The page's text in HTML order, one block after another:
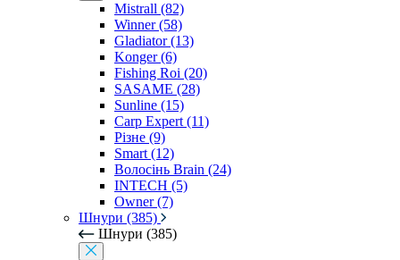
Mistrall (82)
Winner (58)
Gladiator (13)
Konger (6)
Fishing Roi (20)
SASAME (28)
Sunline (15)
Carp Expert (11)
Різне (9)
Smart (12)
Волосінь Brain (24)
INTECH (5)
Owner (7)
Шнури (385)
Шнури (385)